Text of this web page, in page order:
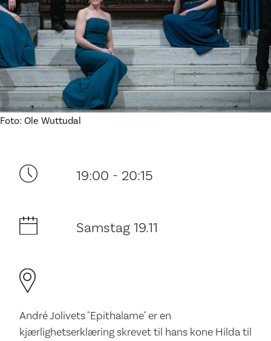
Ditt besøk
Musikk
Historie og arkitektur
Foto: Ole Wuttudal
19:00 - 20:15
Samstag 19.11
André Jolivets "Epithalame" er en
kjærlighetserklæring skrevet til hans kone Hilda til